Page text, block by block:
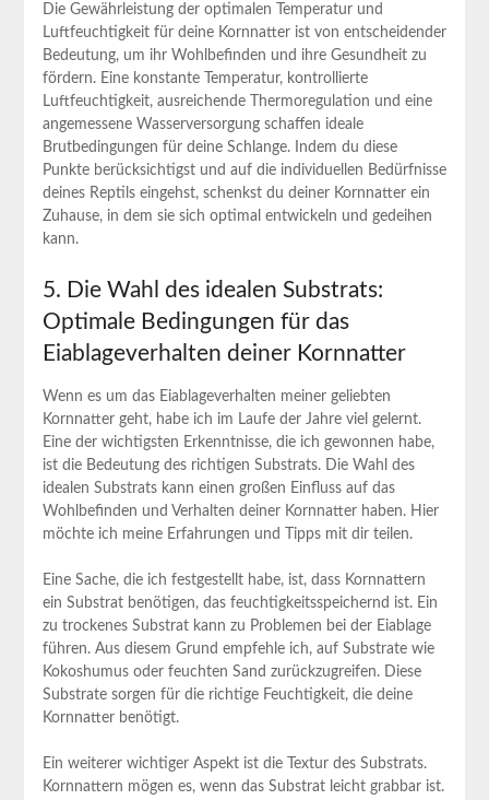
Die Gewährleistung der optimalen Temperatur und
Luftfeuchtigkeit für deine Kornnatter ist von entscheidender
Bedeutung, um ihr Wohlbefinden und ihre Gesundheit zu
fördern. Eine konstante Temperatur, kontrollierte
Luftfeuchtigkeit, ausreichende Thermoregulation und eine
angemessene Wasserversorgung schaffen ideale
Brutbedingungen für deine Schlange. Indem du diese
Punkte berücksichtigst und auf die individuellen Bedürfnisse
deines Reptils eingehst, schenkst du deiner Kornnatter ein
Zuhause, in dem sie sich optimal entwickeln und gedeihen
kann.
5. Die Wahl des idealen Substrats:
Optimale Bedingungen für das
Eiablageverhalten deiner Kornnatter
Wenn es um das Eiablageverhalten meiner geliebten
Kornnatter geht, habe ich im Laufe der Jahre viel gelernt.
Eine der wichtigsten Erkenntnisse, die ich gewonnen habe,
ist die Bedeutung des richtigen Substrats. Die Wahl des
idealen Substrats kann einen großen Einfluss auf das
Wohlbefinden und Verhalten deiner Kornnatter haben. Hier
möchte ich meine Erfahrungen und Tipps mit dir teilen.
Eine Sache, die ich festgestellt habe, ist, dass Kornnattern
ein Substrat benötigen, das feuchtigkeitsspeichernd ist. Ein
zu trockenes Substrat kann zu Problemen bei der Eiablage
führen. Aus diesem Grund empfehle ich, auf Substrate wie
Kokoshumus oder feuchten Sand zurückzugreifen. Diese
Substrate sorgen für die richtige Feuchtigkeit, die deine
Kornnatter benötigt.
Ein weiterer wichtiger Aspekt ist die Textur des Substrats.
Kornnattern mögen es, wenn das Substrat leicht grabbar ist.